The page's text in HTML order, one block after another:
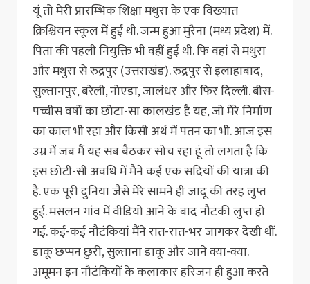
यूं तो मेरी प्रारम्भिक शिक्षा मथुरा के एक विख्यात
क्रिश्चियन स्कूल में हुई थी. जन्म हुआ मुरैना (मध्य प्रदेश) में.
पिता की पहली नियुक्ति भी वहीं हुई थी. फि वहां से मथुरा
और मथुरा से रुद्रपुर (उत्तराखंड). रुद्रपुर से इलाहाबाद,
सुल्तानपुर, बरेली, नोएडा, जालंधर और फिर दिल्ली. बीस-
पच्चीस वर्षों का छोटा-सा कालखंड है यह, जो मेरे निर्माण
का काल भी रहा और किसी अर्थ में पतन का भी. आज इस
उम्र में जब मैं यह सब बैठकर सोच रहा हूं तो लगता है कि
इस छोटी-सी अवधि में मैंने कई एक सदियों की यात्रा की
है. एक पूरी दुनिया जैसे मेरे सामने ही जादू की तरह लुप्त
हुई. मसलन गांव में वीडियो आने के बाद नौटंकी लुप्त हो
गई. कई-कई नौटंकियां मैंने रात-रात-भर जागकर देखी थीं.
डाकू छप्पन छुरी, सुल्ताना डाकू और जाने क्या-क्या.
अमूमन इन नौटंकियों के कलाकार हरिजन ही हुआ करते